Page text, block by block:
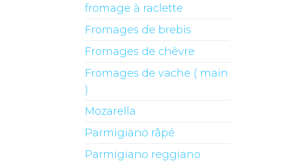
fromage à raclette
Fromages de brebis
Fromages de chèvre
Fromages de vache ( main
)
Mozarella
Parmigiano râpé
Parmigiano reggiano